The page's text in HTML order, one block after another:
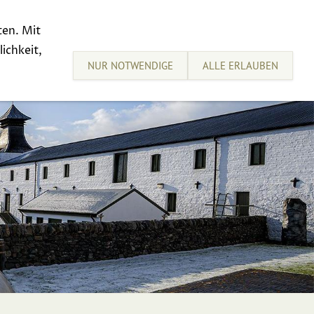
Tastings
Mit
NUR NOTWENDIGE ALLE ERLAUBEN